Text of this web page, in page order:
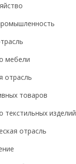
мебели
отрасль
товаров
текстильных изделий
отрасль